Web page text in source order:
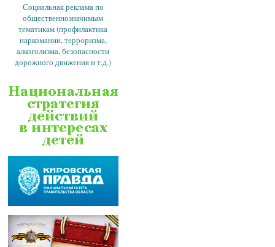
Социальная реклама по
общественнозначимым
тематикам (профилактика
наркомании, терроризма,
алкоголизма, безопасности
дорожного движения и т.д.)